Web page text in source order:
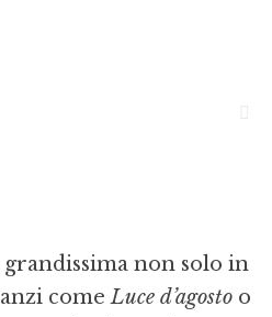
non solo in
comeLuce d’agosto o